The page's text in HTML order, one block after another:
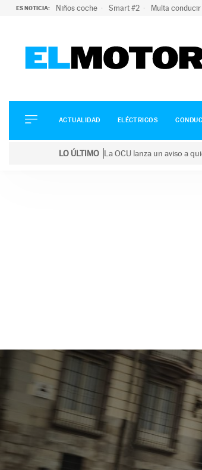
ES NOTICIA: Niños coche Smart #2 Multa conducir
ELÉCTRICOS
CONDUCIR
ACTUALIDAD ELÉCTRICOS
LO ÚLTIMO La OCU lanza un aviso a